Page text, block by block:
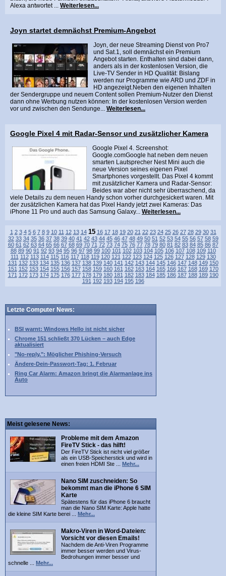
Alexa antwortet ... Weiterlesen...
Joyn startet demnächst Premium-Angebot
Joyn, der neue Streaming Dienst von Pro7
und Sat.1, soll demnächst ein Premium
Angebot starten. Enthalten sind dabei dann,
anders als in der kostenlosen Version, die
Live-TV Sender in HD Qualität: Bislang
werden nur Programme wie ARD und ZDF in
HD angezeigt.Neben den eigenen Inhalten
der Sendergruppe und neuem Content sollen Premium-Nutzer den Dienst
dann ohne Werbung nutzen können: In der kostenlosen Version werden
vor und zwischen den Sendunge... Weiterlesen...
Google Pixel 4 mit Radar-Sensor und zusätzlicher Kamera
Google Pixel 4. Screenshot:
Google.comGoogle hat neben dem neuen
smarten Lautsprecher Nest Mini auch die
neue Version seines eigenen Pixel
Smartphones vorgestellt. Das Pixel 4 kommt
mit zusätzlicher Kamera und Radar-Sensor:
Beides war aber nicht sehr überraschend, da
viele Details zu dem neuen Handy schon vorher durchgesickert waren. Mit
der zusätzlichen Kamera hat das Pixel Handy jetzt zwei Kameras: Das
iPhone 11 Pro und auch das Samsung Galaxy... Weiterlesen...
1 2 3 4 5 6 7 8 9 10 11 12 13 14 15 16 17 18 19 20 21 22 23 24 25 26 27 28 29 30 31
32 33 34 35 36 37 38 39 40 41 42 43 44 45 46 47 48 49 50 51 52 53 54 55 56 57 58 59
60 61 62 63 64 65 66 67 68 69 70 71 72 73 74 75 76 77 78 79 80 81 82 83 84 85 86 87
88 89 90 91 92 93 94 95 96 97 98 99 100 101 102 103 104 105 106 107 108 109 110
111 112 113 114 115 116 117 118 119 120 121 122 123 124 125 126 127 128 129 130
131 132 133 134 135 136 137 138 139 140 141 142 143 144 145 146 147 148 149 150
151 152 153 154 155 156 157 158 159 160 161 162 163 164 165 166 167 168 169 170
171 172 173 174 175 176 177 178 179 180 181 182 183 184 185 186 187 188 189 190
191 192 193 194 195 196
Letzte Computer News:
BSI warnt: Windows Hello ist nicht sicher
Chrome 151 schließt 370 Lücken – auch Edge
aktualisiert
"No-reply.": Möglicher Phishing-Versuch
Ändere-Dein-Passwort-Tag: 1. Februar
Ring Car Alarm: Amazon bringt die Alarmanlage ins
Auto
Meist gelesene News:
Probleme mit dem Amazon
FireTV Stick - das hilft!
Der FireTV Stick ist nicht viel größer
als ein USB-Speicherstick und wird in
einen freien HDMI Ste ... Mehr...
Nano SIM zuschneiden: So
bekommt man die iPhone 6 SIM
Karte
Spätestens für das iPhone 6 braucht
man die Nano SIM Karte: Apple hatte
die kleine SIM Karte berei ... Mehr...
Makro-Viren in Word-Dateien:
Vorsicht vor diesen Emails!
Nachdem die Anti-Viren Programme
immer besser werden und Virus-
Bedrohungen immer besser und
schnelle ... Mehr...